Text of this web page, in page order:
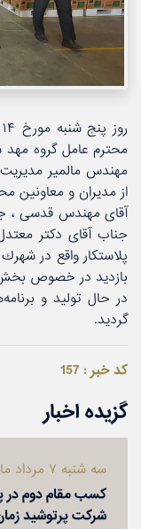
محترم عامل گروه مهد
مهندس مالمیر
از مدیران و معاونین
آقای مهندس قدسی ،
جناب آقای دكتر
پلاستكار واقع در
بازدید در خصوص بخش
در حال تولید و
گردید.
کد خبر : 157
گزیده اخبار
سه شنبه ۷ مرداد ماه ۱۳۹۹
كسب مقام دوم در
شركت پرتوشید